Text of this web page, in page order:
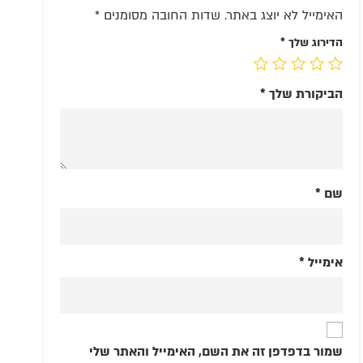
האימייל לא יוצג באתר. שדות החובה מסומנים *
הדירוג שלך *
הביקורת שלך *
שם *
אימייל *
שמור בדפדפן זה את השם, האימייל והאתר שלי